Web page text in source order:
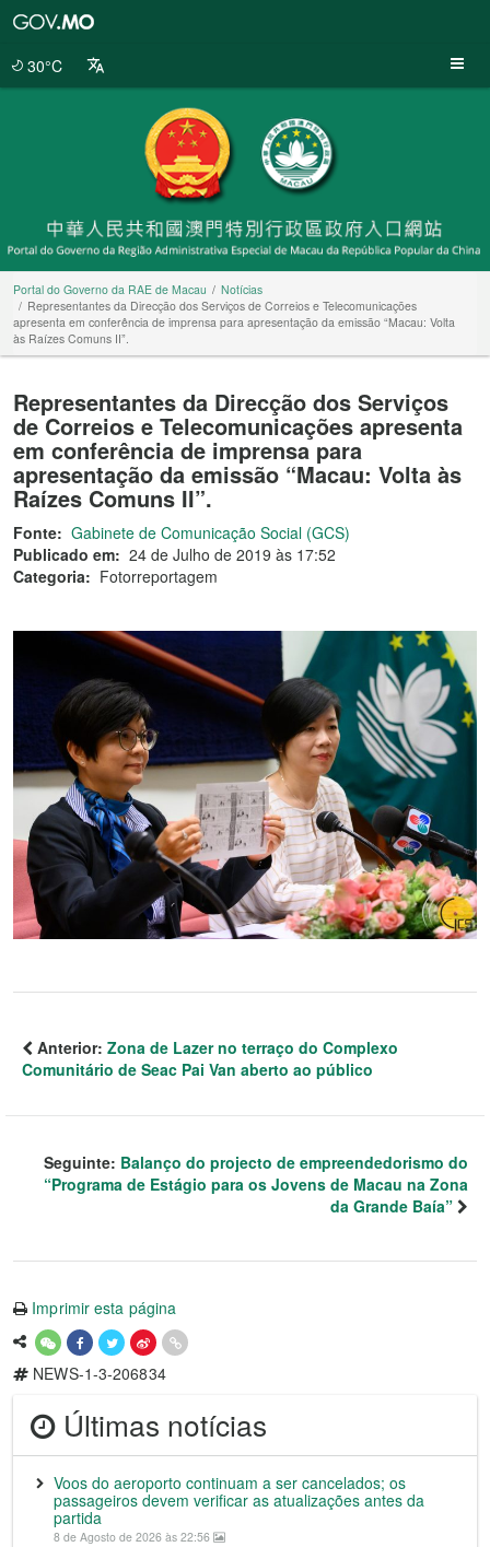
30°C
Portal do Governo da RAE de Macau
Notícias
Representantes da Direcção dos Serviços de Correios e Telecomunicações
apresenta em conferência de imprensa para apresentação da emissão “Macau: Volta
às Raízes Comuns II”.
Representantes da Direcção dos Serviços
de Correios e Telecomunicações apresenta
em conferência de imprensa para
apresentação da emissão “Macau: Volta às
Raízes Comuns II”.
Fonte: Gabinete de Comunicação Social (GCS)
Publicado em: 24 de Julho de 2019 às 17:52
Categoria: Fotorreportagem
Anterior: Zona de Lazer no terraço do Complexo
Comunitário de Seac Pai Van aberto ao público
Seguinte: Balanço do projecto de empreendedorismo do
“Programa de Estágio para os Jovens de Macau na Zona
da Grande Baía”
Imprimir esta página
NEWS-1-3-206834
Últimas notícias
Voos do aeroporto continuam a ser cancelados; os
passageiros devem verificar as atualizações antes da
partida
8 de Agosto de 2026 às 22:56